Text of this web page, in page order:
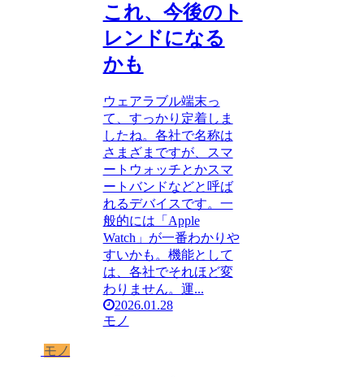
これ、今後のト
レンドになる
かも
ウェアラブル端末っ
て、すっかり定着しま
したね。各社で名称は
さまざまですが、スマ
ートウォッチとかスマ
ートバンドなどと呼ば
れるデバイスです。一
般的には「Apple
Watch」が一番わかりや
すいかも。機能として
は、各社でそれほど変
わりません。運...
2026.01.28
モノ
モノ